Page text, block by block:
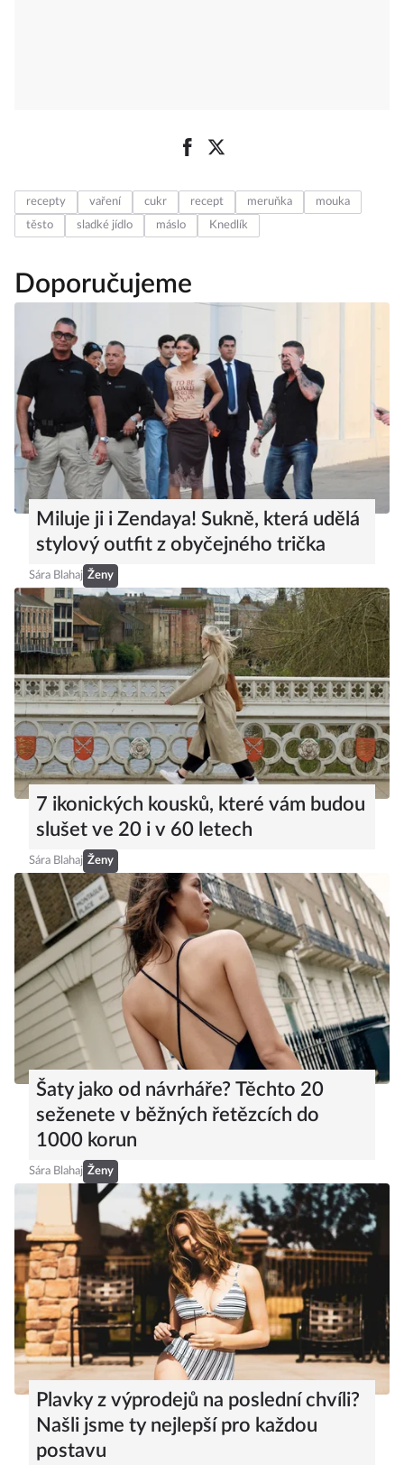
recepty vaření cukr recept meruňka
mouka
těsto
sladké jídlo máslo Knedlík
Doporučujeme
Miluje ji i Zendaya! Sukně, která udělá
stylový outfit z obyčejného trička
Sára Blahaj Ženy
7 ikonických kousků, které vám budou
slušet ve 20 i v 60 letech
Sára Blahaj Ženy
Šaty jako od návrháře? Těchto 20
seženete v běžných řetězcích do
1000 korun
Sára Blahaj Ženy
Plavky z výprodejů na poslední chvíli?
Našli jsme ty nejlepší pro každou
postavu